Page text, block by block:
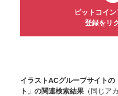
ビットコイ
登録をリ
イラストACグループサイト
ト」の関連検索結果 （同じア